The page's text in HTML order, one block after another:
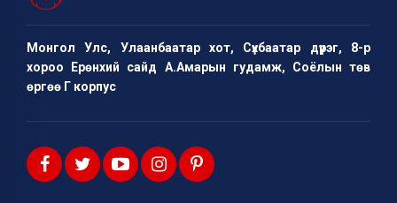
Монгол Улс, Улаанбаатар хот, Сүхбаатар дүүрэг, 8-р
хороо Ерөнхий сайд А.Амарын гудамж, Соёлын төв
өргөө Г корпус